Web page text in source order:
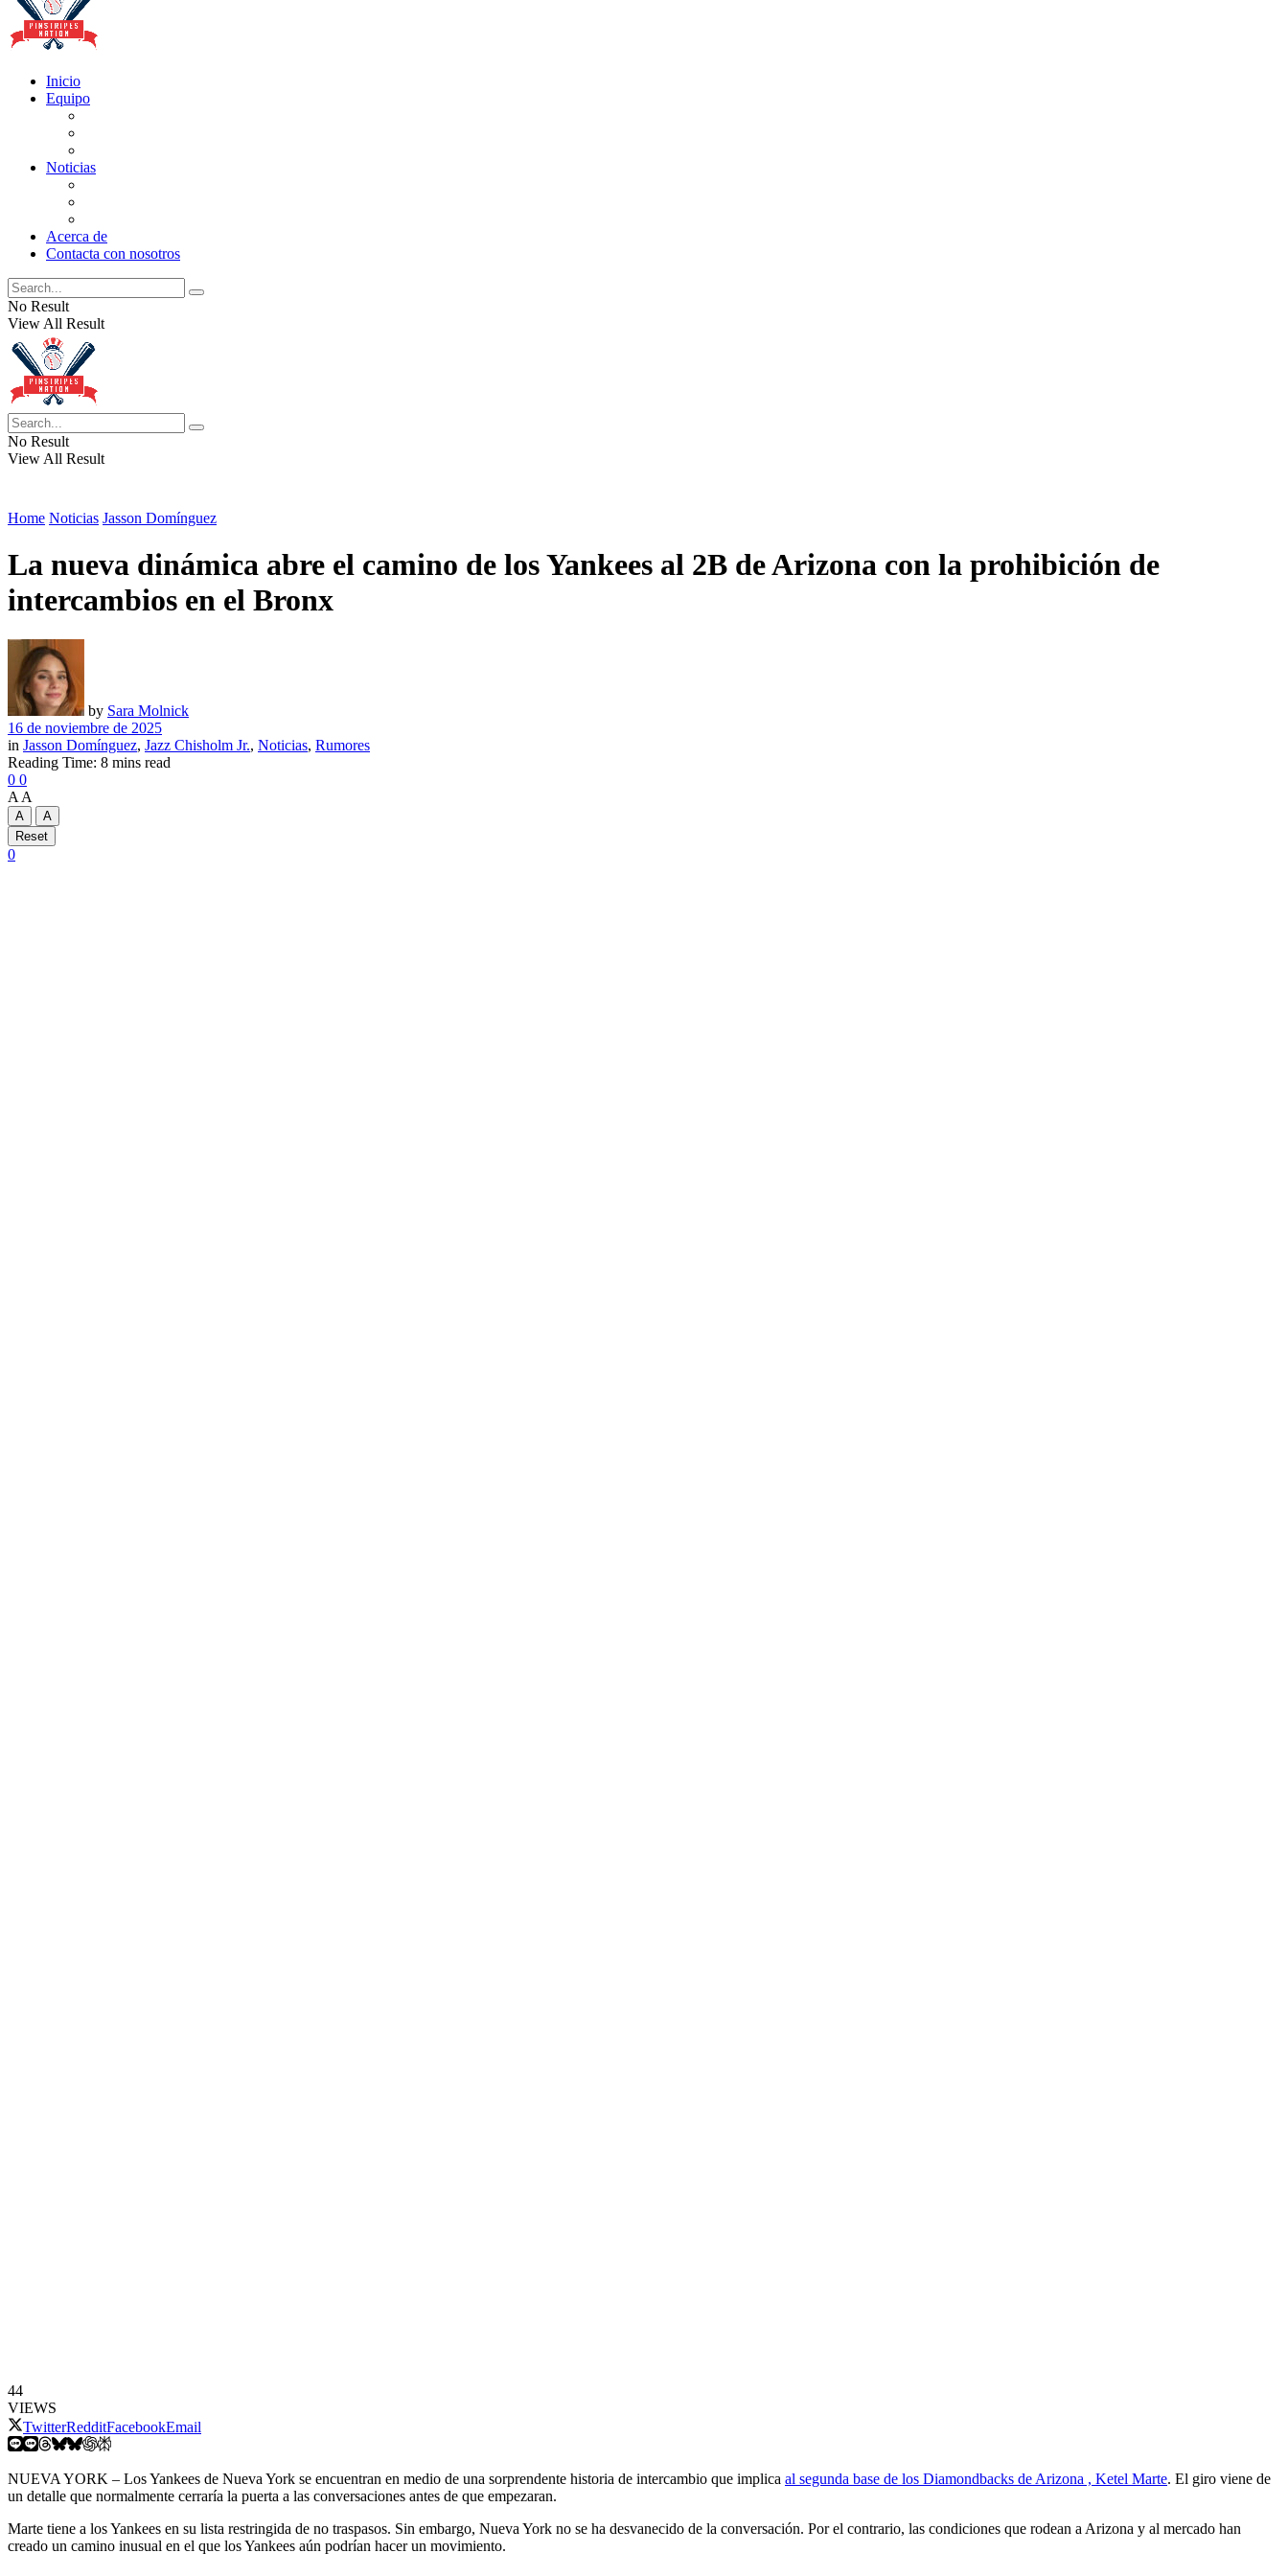
to
Inicio
Equipo
Noticias
Acerca de
Contacta con nosotros
No Result
View All Result
No Result
View All Result
Home Noticias Jasson Domínguez
La nueva dinámica abre el camino de los Yankees al 2B de Arizona con la prohibición de
intercambios en el Bronx
by Sara Molnick
16 de noviembre de 2025
in Jasson Domínguez, Jazz Chisholm Jr., Noticias, Rumores
Reading Time: 8 mins read
0 0
A A
A
A
Reset
0
44
VIEWS
TwitterRedditFacebookEmail
NUEVA YORK – Los Yankees de Nueva York se encuentran en medio de una sorprendente historia de intercambio que implica al segunda base de los Diamondbacks de Arizona , Ketel Marte. El giro viene de
un detalle que normalmente cerraría la puerta a las conversaciones antes de que empezaran.
Marte tiene a los Yankees en su lista restringida de no traspasos. Sin embargo, Nueva York no se ha desvanecido de la conversación. Por el contrario, las condiciones que rodean a Arizona y al mercado han
creado un camino inusual en el que los Yankees aún podrían hacer un movimiento.